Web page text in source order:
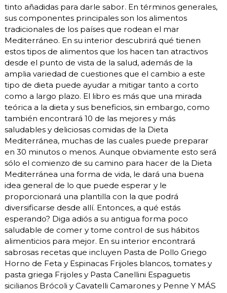
tinto añadidas para darle sabor. En términos generales,
sus componentes principales son los alimentos
tradicionales de los países que rodean el mar
Mediterráneo. En su interior descubrirá qué tienen
estos tipos de alimentos que los hacen tan atractivos
desde el punto de vista de la salud, además de la
amplia variedad de cuestiones que el cambio a este
tipo de dieta puede ayudar a mitigar tanto a corto
como a largo plazo. El libro es más que una mirada
teórica a la dieta y sus beneficios, sin embargo, como
también encontrará 10 de las mejores y más
saludables y deliciosas comidas de la Dieta
Mediterránea, muchas de las cuales puede preparar
en 30 minutos o menos. Aunque obviamente esto será
sólo el comienzo de su camino para hacer de la Dieta
Mediterránea una forma de vida, le dará una buena
idea general de lo que puede esperar y le
proporcionará una plantilla con la que podrá
diversificarse desde allí. Entonces, a qué estás
esperando? Diga adiós a su antigua forma poco
saludable de comer y tome control de sus hábitos
alimenticios para mejor. En su interior encontrará
sabrosas recetas que incluyen Pasta de Pollo Griego
Horno de Feta y Espinacas Frijoles blancos, tomates y
pasta griega Frijoles y Pasta Canellini Espaguetis
sicilianos Brócoli y Cavatelli Camarones y Penne Y MÁS